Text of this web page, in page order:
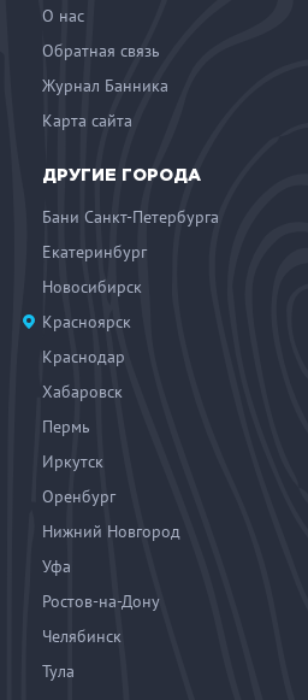
О нас
Обратная связь
Журнал Банника
Карта сайта
ДРУГИЕ ГОРОДА
Бани Санкт-Петербурга
Екатеринбург
Новосибирск
Красноярск
Краснодар
Хабаровск
Пермь
Иркутск
Оренбург
Нижний Новгород
Уфа
Ростов-на-Дону
Челябинск
Тула